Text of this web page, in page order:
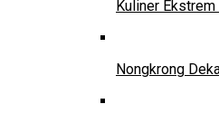
Kuliner
Nongkrong